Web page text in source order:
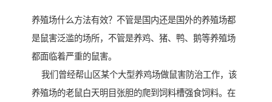
养殖场什么方法有效？不管是国内还是国外的养殖场都
是鼠害泛滥的场所，不管是养鸡、猪、鸭、鹅等养殖场
都面临着严重的鼠害。
我们曾经帮山区某个大型养鸡场做鼠害防治工作，该
养殖场的老鼠白天明目张胆的爬到饲料槽强食饲料。在